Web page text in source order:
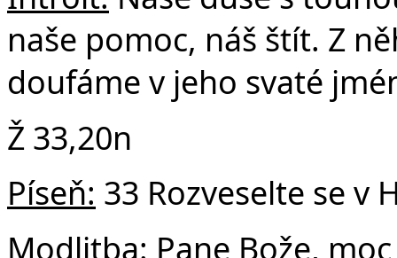
naše pomoc, náš štít. Z
doufáme v jeho svaté
Ž 33,20n
Píseň: 33 Rozveselte se v
Modlitba: Pane Bože,